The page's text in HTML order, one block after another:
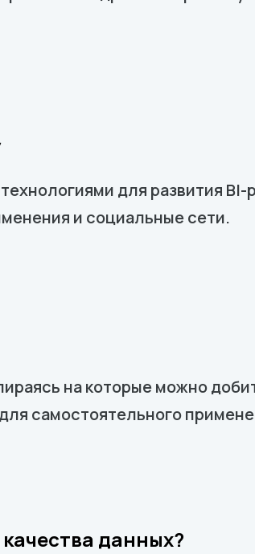
для развития
и социальные сети.
на которые можно
самостоятельного
данных?